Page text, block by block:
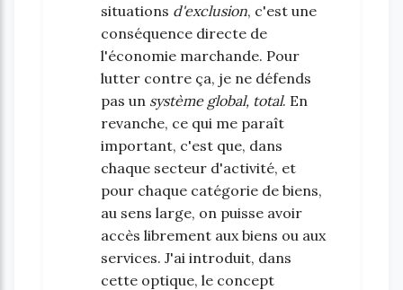
situations d'exclusion, c'est une
conséquence directe de
l'économie marchande. Pour
lutter contre ça, je ne défends
pas un système global, total. En
revanche, ce qui me paraît
important, c'est que, dans
chaque secteur d'activité, et
pour chaque catégorie de biens,
au sens large, on puisse avoir
accès librement aux biens ou aux
services. J'ai introduit, dans
cette optique, le concept